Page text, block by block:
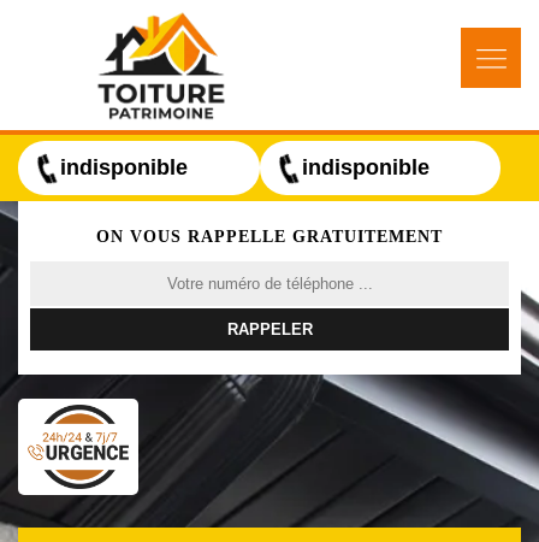
indisponible indisponible
ON VOUS RAPPELLE GRATUITEMENT